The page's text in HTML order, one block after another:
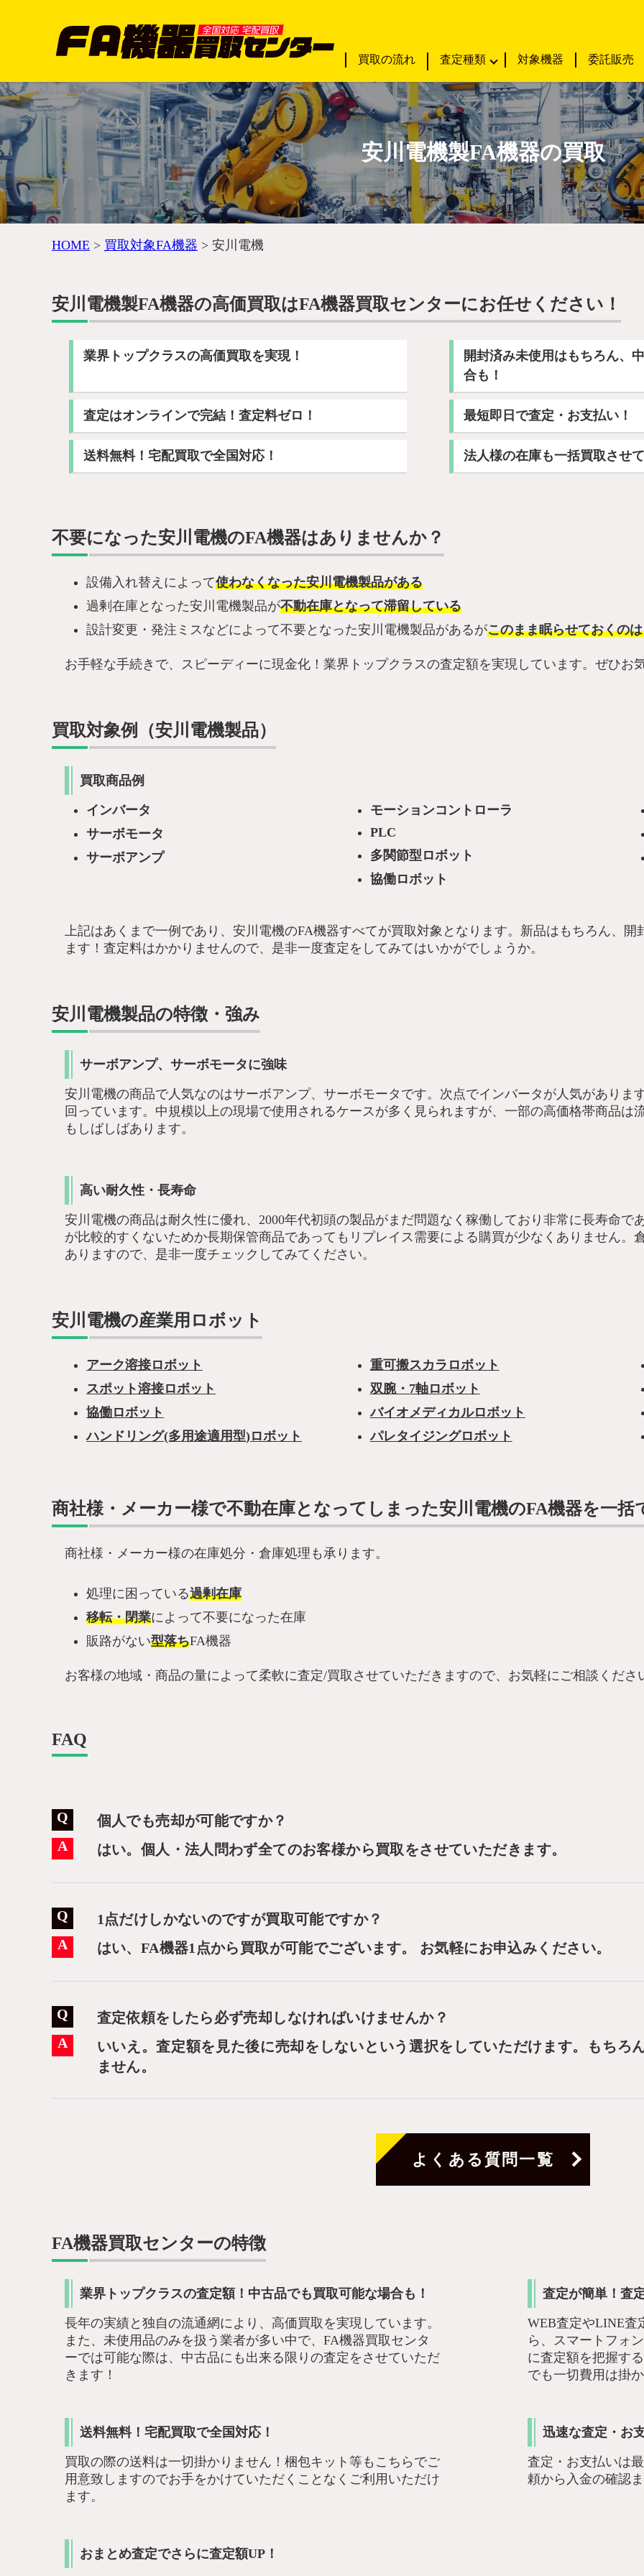
買取の流れ 査定種類 対象機器 委託販売
安川電機製FA機器の買取
HOME > 買取対象FA機器 > 安川電機
安川電機製FA機器の高価買取はFA機器買取センターにお任せください！
業界トップクラスの高価買取を実現！
開封済み未使用はもちろん、
合も！
査定はオンラインで完結！査定料ゼロ！ 最短即日で査定・お支払い！
送料無料！宅配買取で全国対応！ 法人様の在庫も一括買取させ
不要になった安川電機のFA機器はありませんか？
設備入れ替えによって使わなくなった安川電機製品がある
過剰在庫となった安川電機製品が不動在庫となって滞留している
設計変更・発注ミスなどによって不要となった安川電機製品があるがこのまま眠らせておくの
お手軽な手続きで、スピーディーに現金化！業界トップクラスの査定額を実現しています。ぜひお
買取対象例（安川電機製品）
買取商品例
インバータ
サーボモータ
サーボアンプ
モーションコントローラ
PLC
多関節型ロボット
協働ロボット
上記はあくまで一例であり、安川電機のFA機器すべてが買取対象となります。新品はもちろん、
ます！査定料はかかりませんので、是非一度査定をしてみてはいかがでしょうか。
安川電機製品の特徴・強み
サーボアンプ、サーボモータに強味
安川電機の商品で人気なのはサーボアンプ、サーボモータです。次点でインバータが人気がありま
回っています。中規模以上の現場で使用されるケースが多く見られますが、一部の高価格帯商品は
もしばしばあります。
高い耐久性・長寿命
安川電機の商品は耐久性に優れ、2000年代初頭の製品がまだ問題なく稼働しており非常に長寿命で
が比較的すくないためか長期保管商品であってもリプレイス需要による購買が少なくありません。
ありますので、是非一度チェックしてみてください。
安川電機の産業用ロボット
アーク溶接ロボット
スポット溶接ロボット
協働ロボット
ハンドリング(多用途適用型)ロボット
重可搬スカラロボット
双腕・7軸ロボット
バイオメディカルロボット
パレタイジングロボット
商社様・メーカー様で不動在庫となってしまった安川電機のFA機器を一括
商社様・メーカー様の在庫処分・倉庫処理も承ります。
処理に困っている過剰在庫
移転・閉業によって不要になった在庫
販路がない型落ちFA機器
お客様の地域・商品の量によって柔軟に査定/買取させていただきますので、お気軽にご相談くださ
FAQ
個人でも売却が可能ですか？
はい。個人・法人問わず全てのお客様から買取をさせていただきます。
1点だけしかないのですが買取可能ですか？
はい、FA機器1点から買取が可能でございます。 お気軽にお申込みください。
査定依頼をしたら必ず売却しなければいけませんか？
いいえ。査定額を見た後に売却をしないという選択をしていただけます。もちろ
ません。
よくある質問一覧
FA機器買取センターの特徴
業界トップクラスの査定額！中古品でも買取可能な場合も！
長年の実績と独自の流通網により、高価買取を実現しています。
また、未使用品のみを扱う業者が多い中で、FA機器買取センタ
ーでは可能な際は、中古品にも出来る限りの査定をさせていただ
きます！
査定が簡単！査
WEB査定やLINE査
ら、スマートフォ
に査定額を把握す
でも一切費用は掛
送料無料！宅配買取で全国対応！
買取の際の送料は一切掛かりません！梱包キット等もこちらでご
用意致しますのでお手をかけていただくことなくご利用いただけ
ます。
迅速な査定・お
査定・お支払いは
頼から入金の確認
おまとめ査定でさらに査定額UP！